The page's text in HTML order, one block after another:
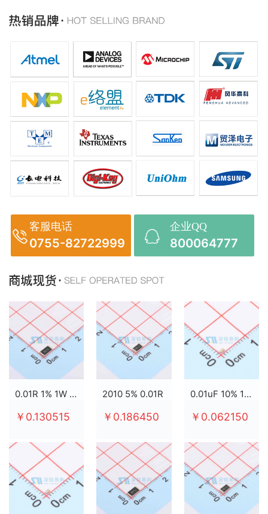
Anthropic组建AI芯片团队
AMD二季度营收增50%，数据中心业务将翻倍
客服电话
0755-82722999
企业QQ
800064777
0.01R 1% 1W 2512
￥0.130515
2010 5% 0.01R
￥0.186450
0.01uF 10% 100V X7R 0603
￥0.062150